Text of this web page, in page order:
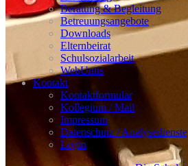
Beratung & Begleitung
Betreuungsangebote
Downloads
Elternbeirat
Schulsozialarbeit
WebUntis
Kontakt
Kontaktformular
Kollegium / Mail
Impressum
Datenschutz / Analysedienste
Login